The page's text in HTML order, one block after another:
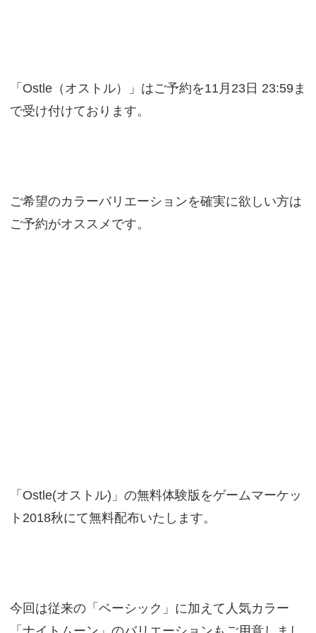
「Ostle（オストル）」はご予約を11月23日 23:59ま
で受け付けております。
ご希望のカラーバリエーションを確実に欲しい方は
ご予約がオススメです。
「Ostle(オストル)」の無料体験版をゲームマーケッ
ト2018秋にて無料配布いたします。
今回は従来の「ベーシック」に加えて人気カラー